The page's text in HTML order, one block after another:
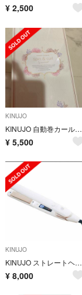
¥ 2,500
KINUJO
KINUJO 自動巻カールアイロン Spin&curl SCS024
¥ 5,500
KINUJO
KINUJO ストレートヘアアイロン
¥ 8,000